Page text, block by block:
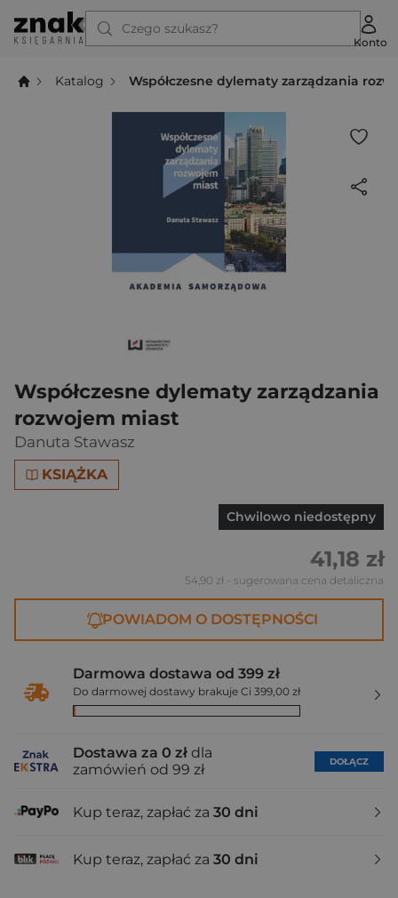
Czego szukasz?
Konto
Katalog Współczesne dylematy zarządzania
Współczesne dylematy zarządzania
rozwojem miast
Danuta Stawasz
KSIĄŻKA
Chwilowo niedostępny
41,18 zł
54,90 zł - sugerowana cena detaliczna
POWIADOM O DOSTĘPNOŚCI
Darmowa dostawa od 399 zł
Do darmowej dostawy brakuje Ci 399,00 zł
Dostawa za 0 zł dla
zamówień od 99 zł
DOŁĄCZ
Kup teraz, zapłać za 30 dni
Kup teraz, zapłać za 30 dni